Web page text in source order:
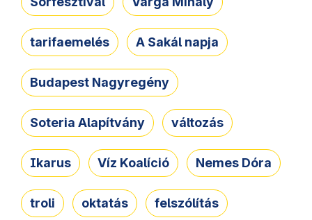
tarifaemelés A Sakál napja
Budapest Nagyregény
Soteria Alapítvány változás
Ikarus Víz Koalíció Nemes Dóra
troli oktatás felszólítás